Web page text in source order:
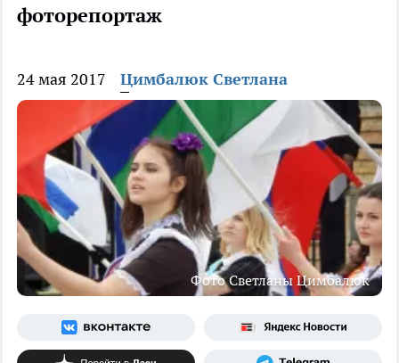
фоторепортаж
24 мая 2017 Цимбалюк Светлана
Фото Светланы Цимбалюк